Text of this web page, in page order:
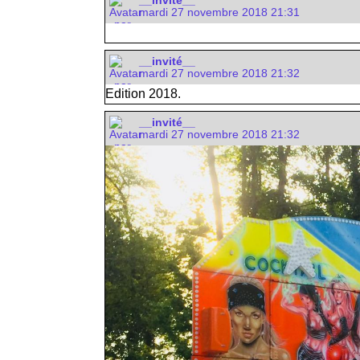
mardi 27 novembre 2018 21:31
__invité__
mardi 27 novembre 2018 21:32
Edition 2018.
__invité__
mardi 27 novembre 2018 21:32